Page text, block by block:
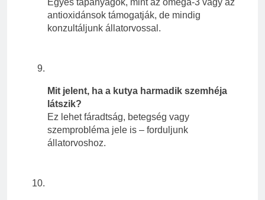
Egyes tápanyagok, mint az omega-3 vagy az
antioxidánsok támogatják, de mindig
konzultáljunk állatorvossal.
Mit jelent, ha a kutya harmadik szemhéja
látszik?
Ez lehet fáradtság, betegség vagy
szemprobléma jele is – forduljunk
állatorvoshoz.